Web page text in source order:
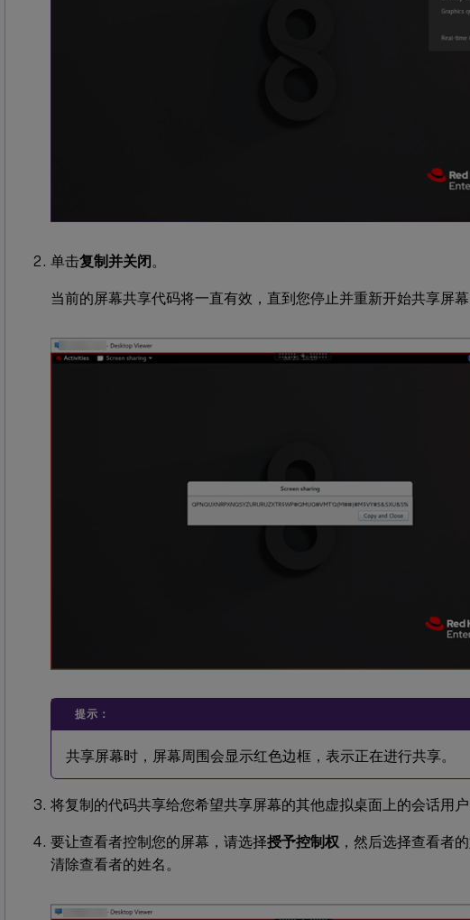
单击复制并关闭。
当前的屏幕共享代码将一直有效，直到您停止并重新开始共享屏幕
提示：
共享屏幕时，屏幕周围会显示红色边框，表示正在进行共享。
将复制的代码共享给您希望共享屏幕的其他虚拟桌面上的会话用户
要让查看者控制您的屏幕，请选择授予控制权 ，然后选择查看者
清除查看者的姓名。